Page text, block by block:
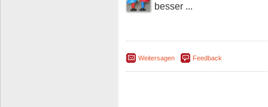
besser ...
Weitersagen Feedback